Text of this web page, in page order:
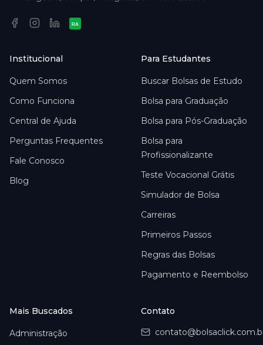
RA
Institucional
Quem Somos
Como Funciona
Central de Ajuda
Perguntas Frequentes
Fale Conosco
Blog
Para Estudantes
Buscar Bolsas de Estudo
Bolsa para Graduação
Bolsa para Pós-Graduação
Bolsa para
Profissionalizante
Teste Vocacional Grátis
Simulador de Bolsa
Carreiras
Primeiros Passos
Regras das Bolsas
Pagamento e Reembolso
Mais Buscados
Administração
Contato